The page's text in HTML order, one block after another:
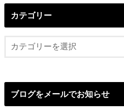
カテゴリー
ブログをメールでお知らせ